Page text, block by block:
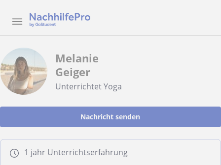
Melanie
Geiger
Unterrichtet Yoga
Nachricht senden
1 jahr Unterrichtserfahrung